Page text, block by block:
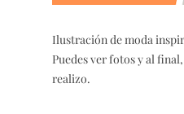
Ilustración de moda
Puedes ver fotos y al
realizo.